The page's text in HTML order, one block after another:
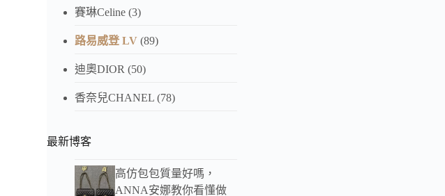
賽琳Celine (3)
路易威登 LV (89)
迪奧DIOR (50)
香奈兒CHANEL (78)
最新博客
高仿包包質量好嗎，
ANNA安娜教你看懂做